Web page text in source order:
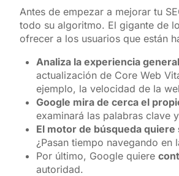
Antes de empezar a mejorar tu
todo su algoritmo. El gigante de
ofrecer a los usuarios que están
Analiza la experiencia
actualización de Core Web
ejemplo, la velocidad de la
Google mira de cerca el
examinará las palabras clave
El motor de búsqueda
¿Pasan tiempo navegando
Por último, Google quiere
autoridad.